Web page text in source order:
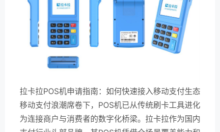
拉卡拉POS机申请指南：如何快速接入移动支付生态
移动支付浪潮席卷下，POS机已从传统刷卡工具进化
为连接商户与消费者的数字化桥梁。拉卡拉作为国内